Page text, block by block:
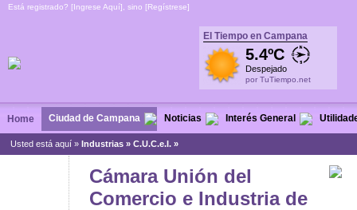
Está registrado? [Ingrese Aquí], sino [Regístrese]
El Tiempo en Campana
5.4ºC
Despejado
por TuTiempo.net
Home Ciudad de Campana Noticias Interés General
Usted está aquí » Industrias » C.U.C.e.I. »
Cámara Unión del
Comercio e Industria de